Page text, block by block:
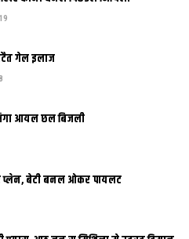
सौहार्द क जे मिसाल कायम
गेल इलाज
आयल छल बिजली
प्लेन, बेटी बनल ओकर पायलट